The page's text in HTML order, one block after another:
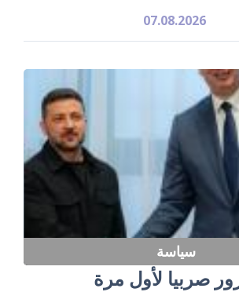
07.08.2026
سياسة
صربيا لأول مرة